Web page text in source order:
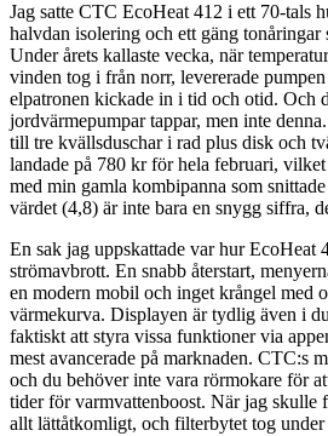
Jag satte CTC EcoHeat 412 i ett 70-tals
halvdan isolering och ett gäng tonåringar
Under årets kallaste vecka, när
vinden tog i från norr, levererade
elpatronen kickade in i tid och otid. Och
jordvärmepumpar tappar, men inte
till tre kvällsduschar i rad plus disk och
landade på 780 kr för hela februari,
med min gamla kombipanna som
värdet (4,8) är inte bara en snygg siffra,
En sak jag uppskattade var hur EcoHeat
strömavbrott. En snabb återstart,
en modern mobil och inget krångel med
värmekurva. Displayen är tydlig även i
faktiskt att styra vissa funktioner via
mest avancerade på marknaden. CTC:s
och du behöver inte vara rörmokare för
tider för varmvattenboost. När jag skulle
allt lättåtkomligt, och filterbytet tog under